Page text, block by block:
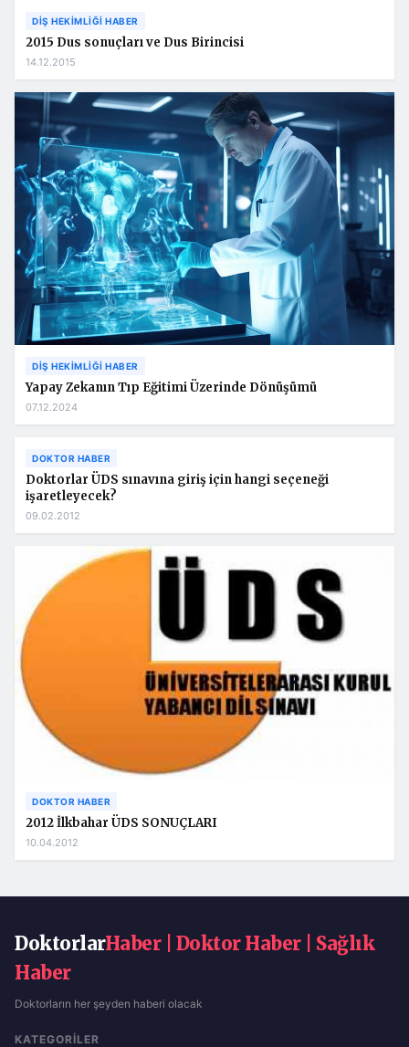
DIŞ HEKIMLIĞI HABER
2015 Dus sonuçları ve Dus Birincisi
14.12.2015
DIŞ HEKIMLIĞI HABER
Yapay Zekanın Tıp Eğitimi Üzerinde Dönüşümü
07.12.2024
DOKTOR HABER
Doktorlar ÜDS sınavına giriş için hangi seçeneği
işaretleyecek?
09.02.2012
DOKTOR HABER
2012 İlkbahar ÜDS SONUÇLARI
10.04.2012
DoktorlarHaber | Doktor Haber | Sağlık
Haber
Doktorların her şeyden haberi olacak
KATEGORILER